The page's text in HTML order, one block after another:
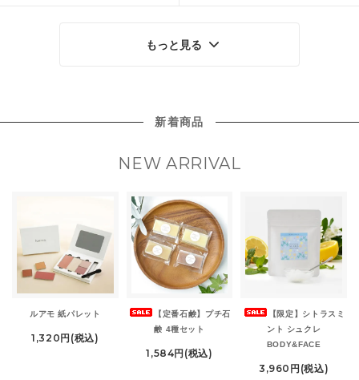
もっと見る
新着商品
NEW ARRIVAL
ルアモ 紙パレット
1,320円(税込)
【定番石鹸】プチ石
鹸 4種セット
1,584円(税込)
【限定】シトラスミ
ント シュクレ
BODY&FACE
3,960円(税込)